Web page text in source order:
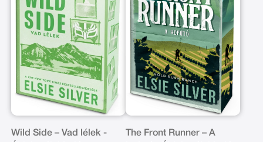
Wild Side – Vad lélek -
The Front Runner – A